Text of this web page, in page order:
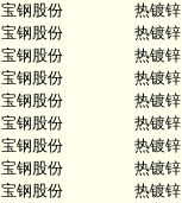
宝钢股份
热镀锌
宝钢股份
热镀锌
宝钢股份
热镀锌
宝钢股份
热镀锌
宝钢股份
热镀锌
宝钢股份
热镀锌
宝钢股份
热镀锌
宝钢股份
热镀锌
宝钢股份
热镀锌